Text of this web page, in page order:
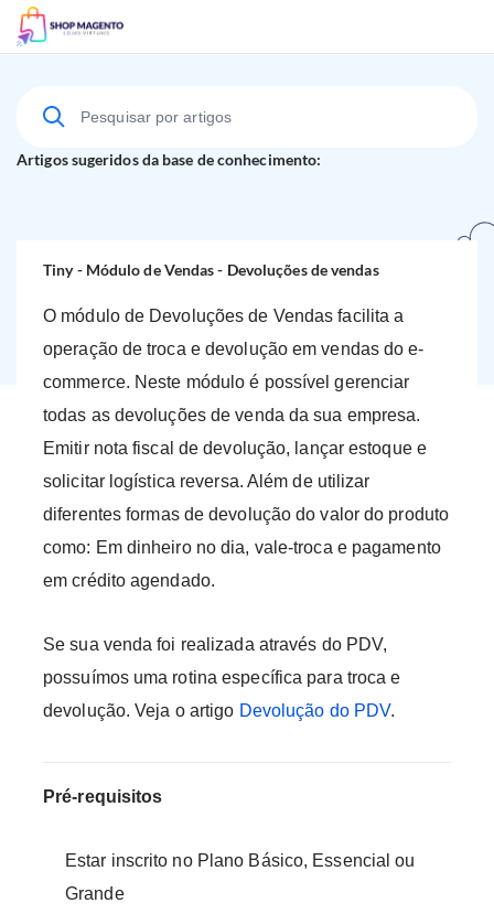
Suporte Técnico
Artigos sugeridos da base de conhecimento:
Tiny - Módulo de Vendas - Devoluções de vendas
O módulo de Devoluções de Vendas facilita a
operação de troca e devolução em vendas do e-
commerce. Neste módulo é possível gerenciar
todas as devoluções de venda da sua empresa.
Emitir nota fiscal de devolução, lançar estoque e
solicitar logística reversa. Além de utilizar
diferentes formas de devolução do valor do produto
como: Em dinheiro no dia, vale-troca e pagamento
em crédito agendado.
Se sua venda foi realizada através do PDV,
possuímos uma rotina específica para troca e
devolução. Veja o artigo Devolução do PDV.
Pré-requisitos
Estar inscrito no Plano Básico, Essencial ou
Grande